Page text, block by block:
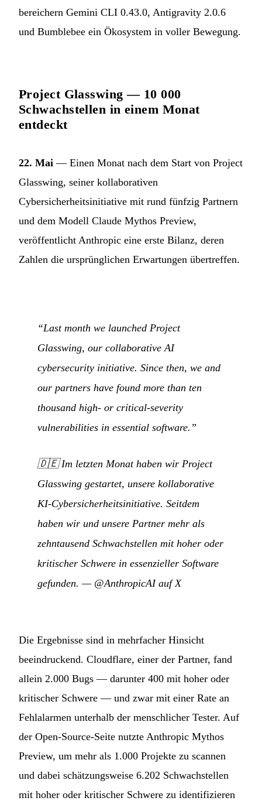
bereichern Gemini CLI 0.43.0, Antigravity 2.0.6
und Bumblebee ein Ökosystem in voller Bewegung.
Project Glasswing — 10 000
Schwachstellen in einem Monat
entdeckt
22. Mai — Einen Monat nach dem Start von Project
Glasswing, seiner kollaborativen
Cybersicherheitsinitiative mit rund fünfzig Partnern
und dem Modell Claude Mythos Preview,
veröffentlicht Anthropic eine erste Bilanz, deren
Zahlen die ursprünglichen Erwartungen übertreffen.
“Last month we launched Project
Glasswing, our collaborative AI
cybersecurity initiative. Since then, we and
our partners have found more than ten
thousand high- or critical-severity
vulnerabilities in essential software.”
🇩🇪Im letzten Monat haben wir Project
Glasswing gestartet, unsere kollaborative
KI-Cybersicherheitsinitiative. Seitdem
haben wir und unsere Partner mehr als
zehntausend Schwachstellen mit hoher oder
kritischer Schwere in essenzieller Software
gefunden. — @AnthropicAI auf X
Die Ergebnisse sind in mehrfacher Hinsicht
beeindruckend. Cloudflare, einer der Partner, fand
allein 2.000 Bugs — darunter 400 mit hoher oder
kritischer Schwere — und zwar mit einer Rate an
Fehlalarmen unterhalb der menschlicher Tester. Auf
der Open-Source-Seite nutzte Anthropic Mythos
Preview, um mehr als 1.000 Projekte zu scannen
und dabei schätzungsweise 6.202 Schwachstellen
mit hoher oder kritischer Schwere zu identifizieren